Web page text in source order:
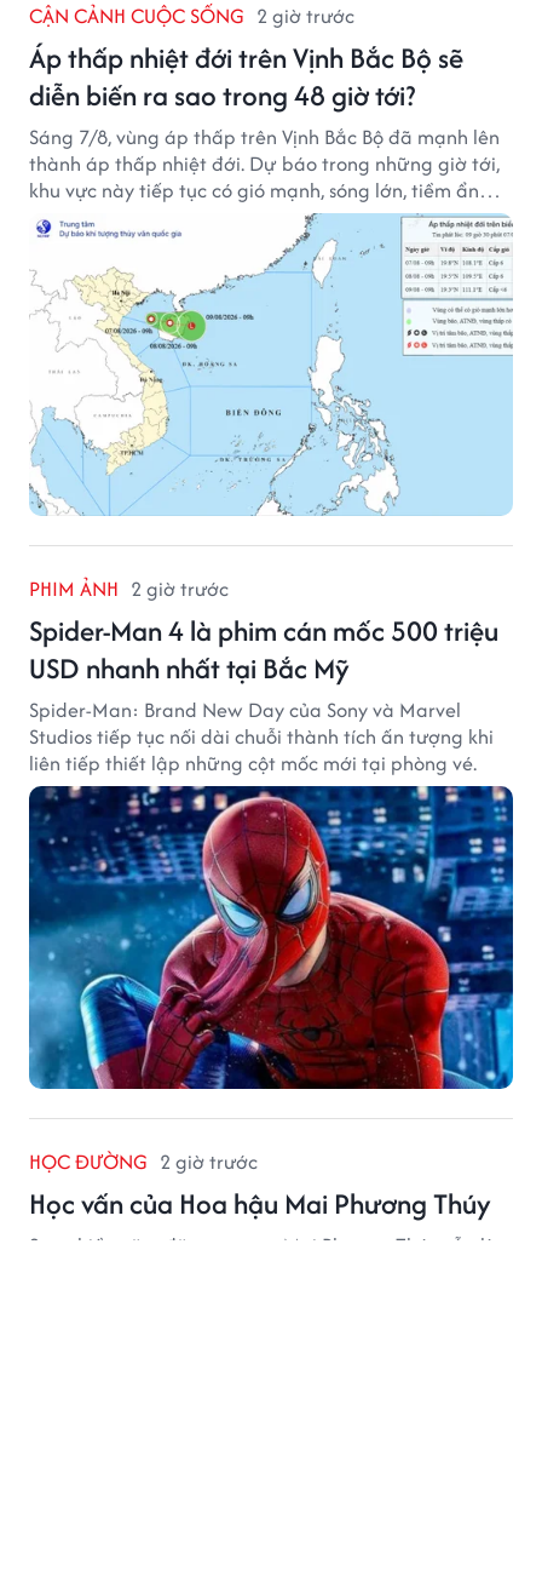
CẬN CẢNH CUỘC SỐNG 2 giờ trước
Áp thấp nhiệt đới trên Vịnh Bắc Bộ sẽ
diễn biến ra sao trong 48 giờ tới?
Sáng 7/8, vùng áp thấp trên Vịnh Bắc Bộ đã mạnh lên
thành áp thấp nhiệt đới. Dự báo trong những giờ tới,
khu vực này tiếp tục có gió mạnh, sóng lớn, tiềm ẩn
nhiều nguy cơ đối với hoạt động của tàu thuyền trên
biển.
PHIM ẢNH 2 giờ trước
Spider-Man 4 là phim cán mốc 500 triệu
USD nhanh nhất tại Bắc Mỹ
Spider-Man: Brand New Day của Sony và Marvel
Studios tiếp tục nối dài chuỗi thành tích ấn tượng khi
liên tiếp thiết lập những cột mốc mới tại phòng vé.
HỌC ĐƯỜNG 2 giờ trước
Học vấn của Hoa hậu Mai Phương Thúy
Sau nhiều năm đăng quang, Mai Phương Thúy vẫn là